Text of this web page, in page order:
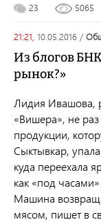
23 5065
21:21, 10.05.2016 /
Из блогов
рынок?»
Лидия Ивашова,
«Вишера», не
продукции,
Сыктывкар,
куда переехала
как «под
Машина
мясом, пишет в